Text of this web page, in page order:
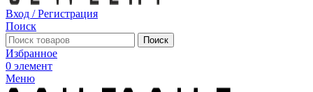
Вход / Регистрация
Поиск
Поиск
Избранное
0 элемент
Меню